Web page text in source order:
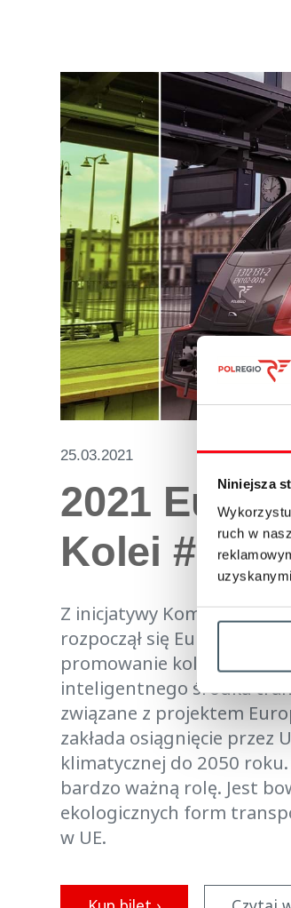
Niniejsza
ruch w
25.03.2021
2021
Kolei
Z inicjatywy Komisji
rozpoczął się Europejski
promowanie kolei jako
inteligentnego środka
związane z projektem
zakłada osiągnięcie przez
klimatycznej do 2050
bardzo ważną rolę. Jest
ekologicznych form
w UE.